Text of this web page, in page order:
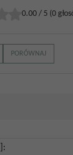
0.00 / 5 (0
PORÓWNAJ
: